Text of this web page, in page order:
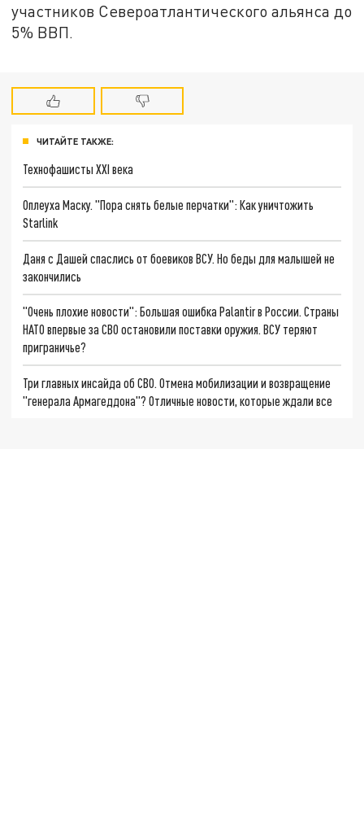
участников Североатлантического альянса до
5% ВВП.
ЧИТАЙТЕ ТАКЖЕ:
Технофашисты XXI века
Оплеуха Маску. "Пора снять белые перчатки": Как уничтожить
Starlink
Даня с Дашей спаслись от боевиков ВСУ. Но беды для малышей не
закончились
"Очень плохие новости": Большая ошибка Palantir в России. Страны
НАТО впервые за СВО остановили поставки оружия. ВСУ теряют
приграничье?
Три главных инсайда об СВО. Отмена мобилизации и возвращение
"генерала Армагеддона"? Отличные новости, которые ждали все